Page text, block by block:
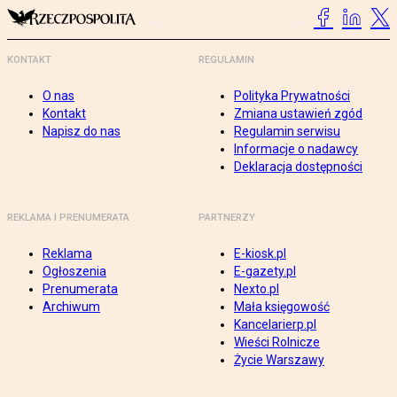
KONTAKT
O nas
Kontakt
Napisz do nas
REGULAMIN
Polityka Prywatności
Zmiana ustawień zgód
Regulamin serwisu
Informacje o nadawcy
Deklaracja dostępności
REKLAMA I PRENUMERATA
Reklama
Ogłoszenia
Prenumerata
Archiwum
PARTNERZY
E-kiosk.pl
E-gazety.pl
Nexto.pl
Mała księgowość
Kancelarierp.pl
Wieści Rolnicze
Życie Warszawy